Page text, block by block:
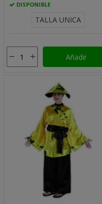
DISPONIBLE
TALLA UNICA
Añadir